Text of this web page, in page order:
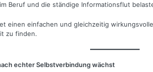
Beruf und die ständige Informationsflut
einen einfachen und gleichzeitig
zu finden.
echter Selbstverbindung wächst